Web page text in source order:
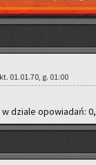
01.01.70, g. 01:00
w dzia­le opo­wia­dań: